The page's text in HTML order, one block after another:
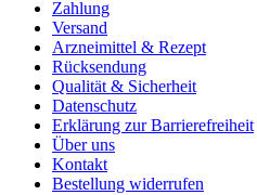
Zahlung
Versand
Arzneimittel & Rezept
Rücksendung
Qualität & Sicherheit
Datenschutz
Erklärung zur Barrierefreiheit
Über uns
Kontakt
Bestellung widerrufen